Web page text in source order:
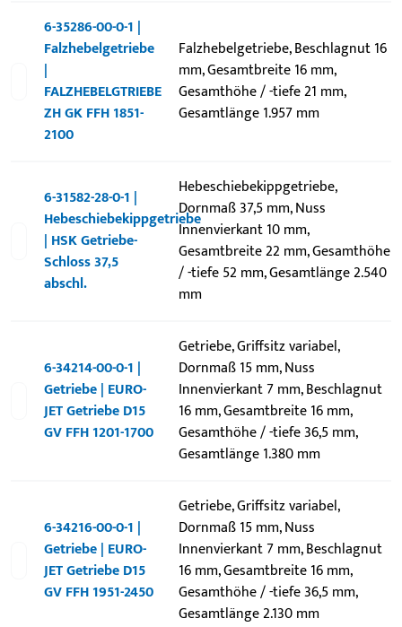
6-35286-00-0-1 |
Falzhebelgetriebe
|
FALZHEBELGTRIEBE
ZH GK FFH 1851-
2100
Falzhebelgetriebe, Beschlagnut 16
mm, Gesamtbreite 16 mm,
Gesamthöhe / -tiefe 21 mm,
Gesamtlänge 1.957 mm
6-31582-28-0-1 |
Hebeschiebekippgetriebe
| HSK Getriebe-
Schloss 37,5
abschl.
Hebeschiebekippgetriebe,
Dornmaß 37,5 mm, Nuss
Innenvierkant 10 mm,
Gesamtbreite 22 mm, Gesamthöhe
/ -tiefe 52 mm, Gesamtlänge 2.540
mm
6-34214-00-0-1 |
Getriebe | EURO-
JET Getriebe D15
GV FFH 1201-1700
Getriebe, Griffsitz variabel,
Dornmaß 15 mm, Nuss
Innenvierkant 7 mm, Beschlagnut
16 mm, Gesamtbreite 16 mm,
Gesamthöhe / -tiefe 36,5 mm,
Gesamtlänge 1.380 mm
6-34216-00-0-1 |
Getriebe | EURO-
JET Getriebe D15
GV FFH 1951-2450
Getriebe, Griffsitz variabel,
Dornmaß 15 mm, Nuss
Innenvierkant 7 mm, Beschlagnut
16 mm, Gesamtbreite 16 mm,
Gesamthöhe / -tiefe 36,5 mm,
Gesamtlänge 2.130 mm